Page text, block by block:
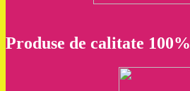
Produse de calitate 100%